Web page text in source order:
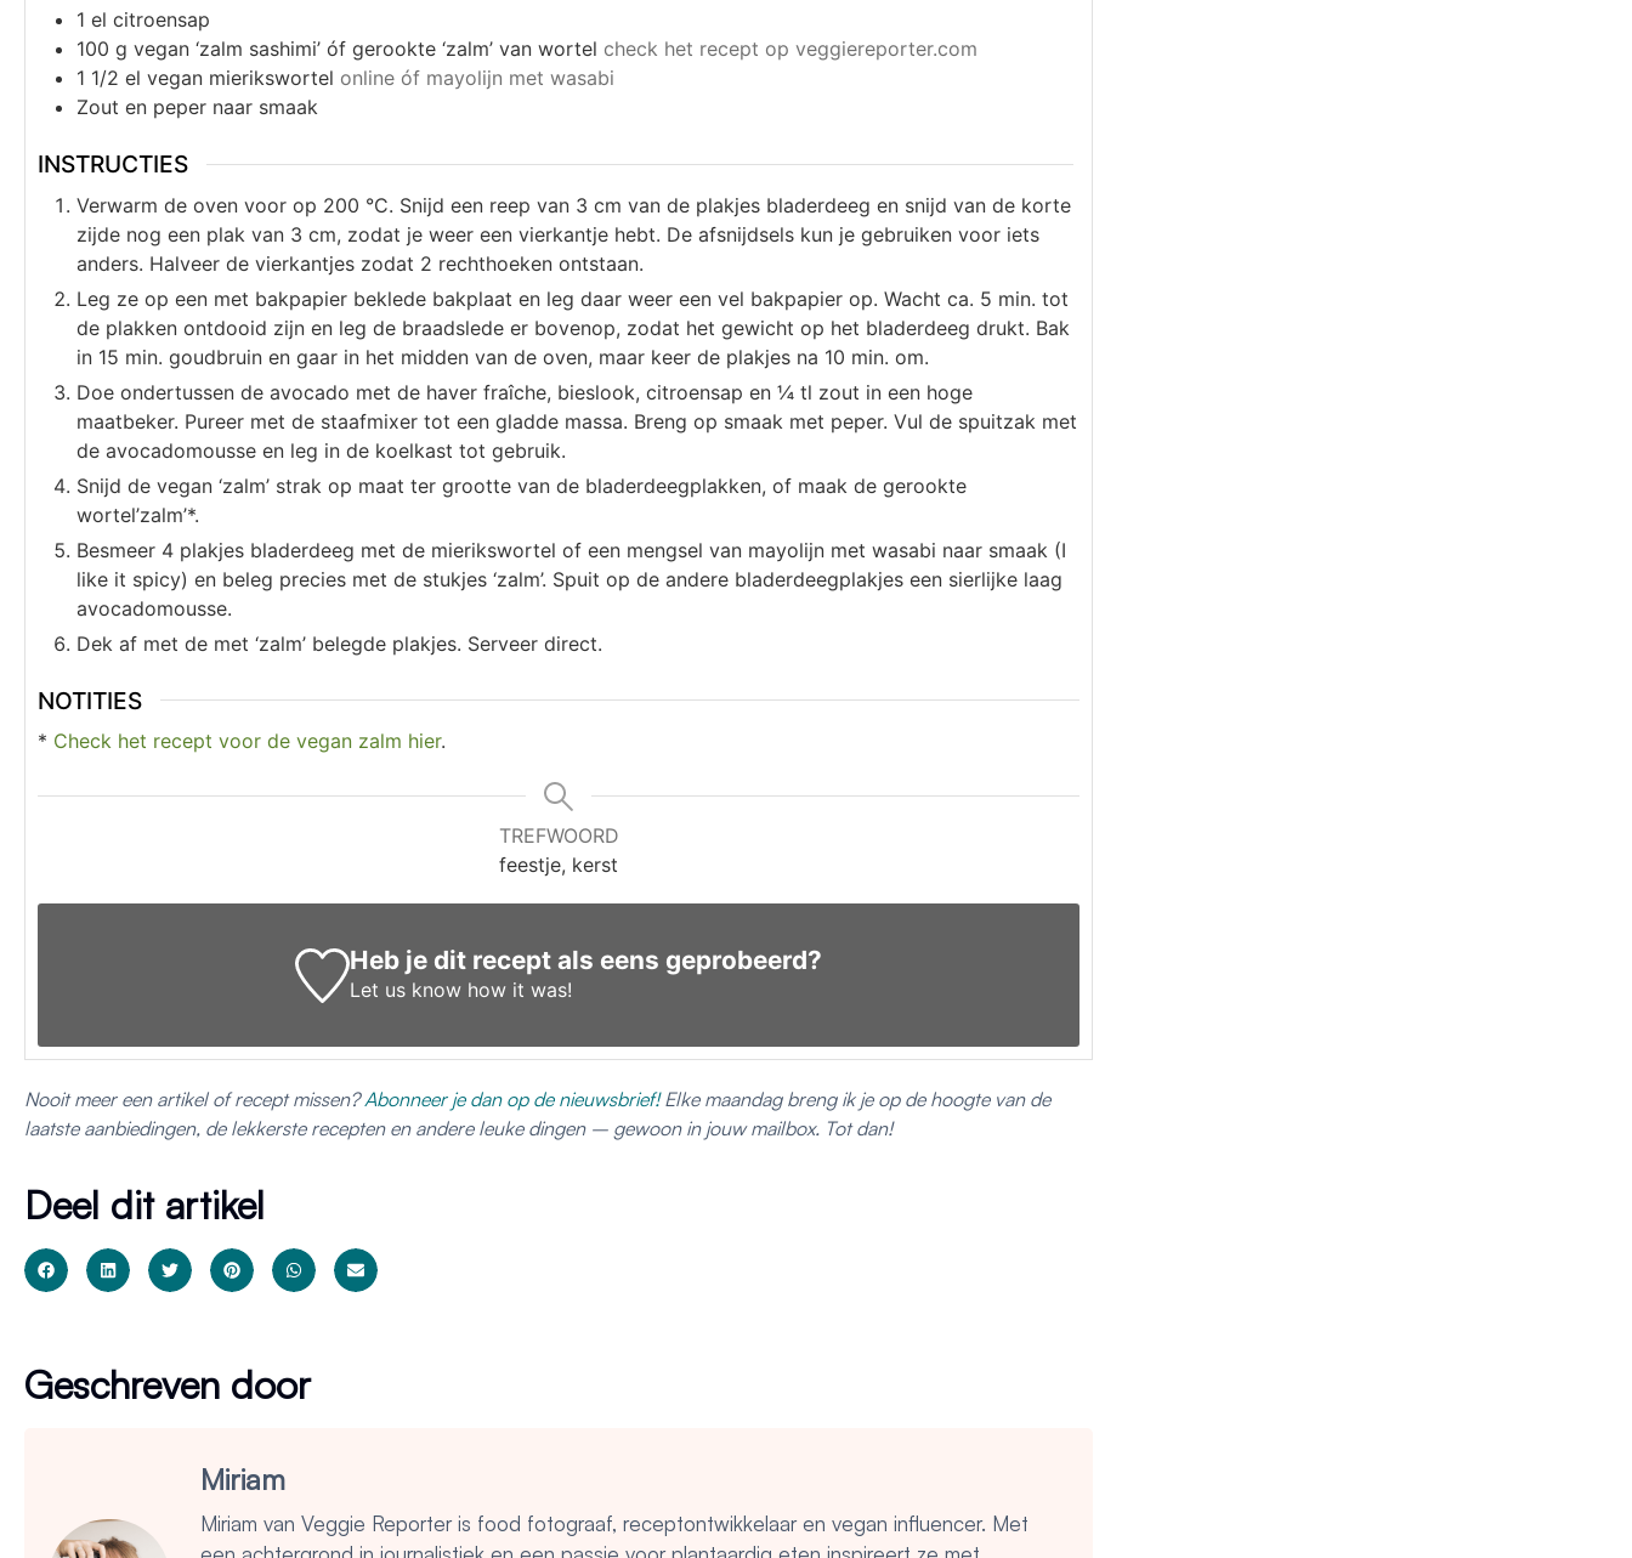
1 el citroensap
100 g vegan ‘zalm sashimi’ óf gerookte ‘zalm’ van wortel check het recept op veggiereporter.com
1 1/2 el vegan mierikswortel online óf mayolijn met wasabi
Zout en peper naar smaak
INSTRUCTIES
Verwarm de oven voor op 200 °C. Snijd een reep van 3 cm van de plakjes bladerdeeg en snijd van de korte
zijde nog een plak van 3 cm, zodat je weer een vierkantje hebt. De afsnijdsels kun je gebruiken voor iets
anders. Halveer de vierkantjes zodat 2 rechthoeken ontstaan.
Leg ze op een met bakpapier beklede bakplaat en leg daar weer een vel bakpapier op. Wacht ca. 5 min. tot
de plakken ontdooid zijn en leg de braadslede er bovenop, zodat het gewicht op het bladerdeeg drukt. Bak
in 15 min. goudbruin en gaar in het midden van de oven, maar keer de plakjes na 10 min. om.
Doe ondertussen de avocado met de haver fraîche, bieslook, citroensap en ¼ tl zout in een hoge
maatbeker. Pureer met de staafmixer tot een gladde massa. Breng op smaak met peper. Vul de spuitzak met
de avocadomousse en leg in de koelkast tot gebruik.
Snijd de vegan ‘zalm’ strak op maat ter grootte van de bladerdeegplakken, of maak de gerookte
wortel’zalm’*.
Besmeer 4 plakjes bladerdeeg met de mierikswortel of een mengsel van mayolijn met wasabi naar smaak (I
like it spicy) en beleg precies met de stukjes ‘zalm’. Spuit op de andere bladerdeegplakjes een sierlijke laag
avocadomousse.
Dek af met de met ‘zalm’ belegde plakjes. Serveer direct.
NOTITIES
* Check het recept voor de vegan zalm hier.
TREFWOORD
feestje, kerst
Heb je dit recept als eens geprobeerd?
Let us know how it was!
Nooit meer een artikel of recept missen?Abonneer je dan op de nieuwsbrief!Elke maandag breng ik je op de hoogte van de
laatste aanbiedingen, de lekkerste recepten en andere leuke dingen – gewoon in jouw mailbox. Tot dan!
Deel dit artikel
Geschreven door
Miriam
Miriam van Veggie Reporter is food fotograaf, receptontwikkelaar en vegan influencer. Met